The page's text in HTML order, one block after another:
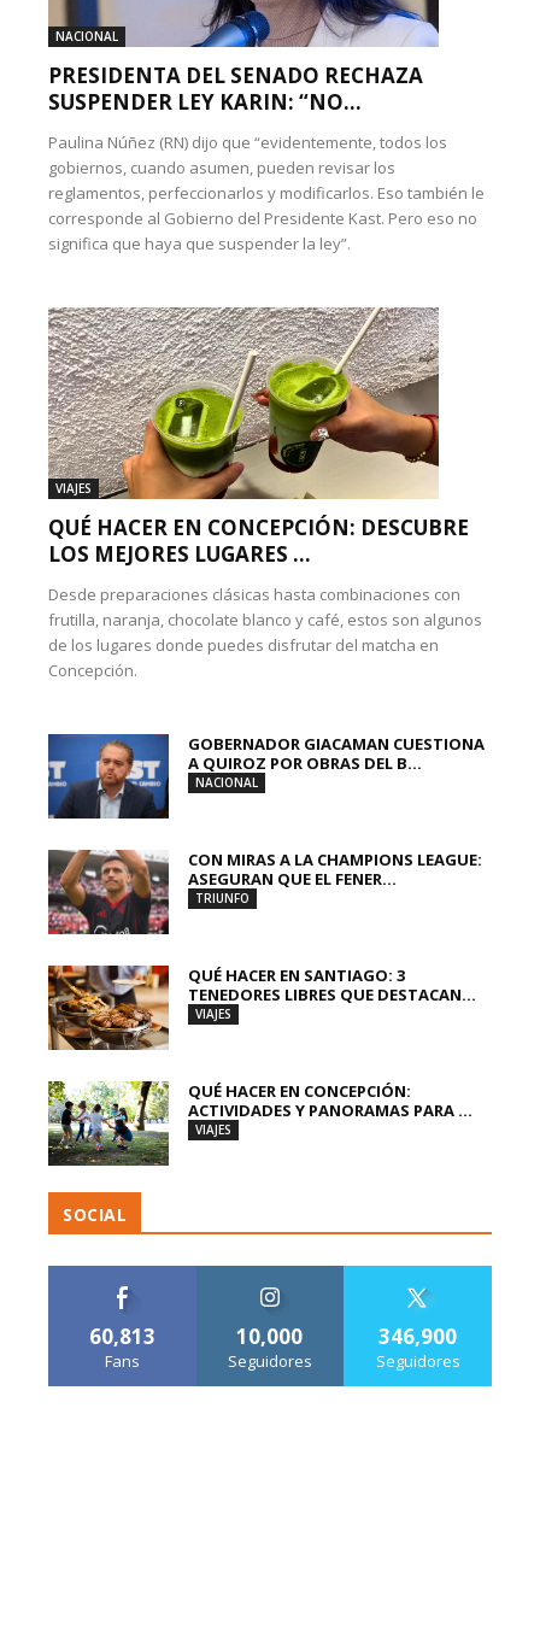
NACIONAL
PRESIDENTA DEL SENADO RECHAZA
SUSPENDER LEY KARIN: “NO...
Paulina Núñez (RN) dijo que “evidentemente, todos los
gobiernos, cuando asumen, pueden revisar los
reglamentos, perfeccionarlos y modificarlos. Eso también le
corresponde al Gobierno del Presidente Kast. Pero eso no
significa que haya que suspender la ley”.
VIAJES
QUÉ HACER EN CONCEPCIÓN: DESCUBRE
LOS MEJORES LUGARES ...
Desde preparaciones clásicas hasta combinaciones con
frutilla, naranja, chocolate blanco y café, estos son algunos
de los lugares donde puedes disfrutar del matcha en
Concepción.
GOBERNADOR GIACAMAN CUESTIONA
A QUIROZ POR OBRAS DEL B...
NACIONAL
CON MIRAS A LA CHAMPIONS LEAGUE:
ASEGURAN QUE EL FENER...
TRIUNFO
QUÉ HACER EN SANTIAGO: 3
TENEDORES LIBRES QUE DESTACAN...
VIAJES
QUÉ HACER EN CONCEPCIÓN:
ACTIVIDADES Y PANORAMAS PARA ...
VIAJES
SOCIAL
60,813
Fans
10,000
Seguidores
346,900
Seguidores